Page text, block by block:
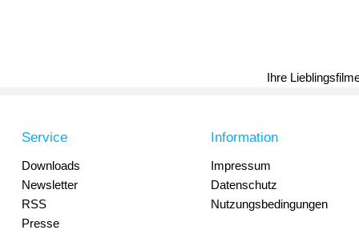
Ihre
Service
Downloads
Newsletter
RSS
Presse
Information
Impressum
Datenschutz
Nutzungsbedingungen